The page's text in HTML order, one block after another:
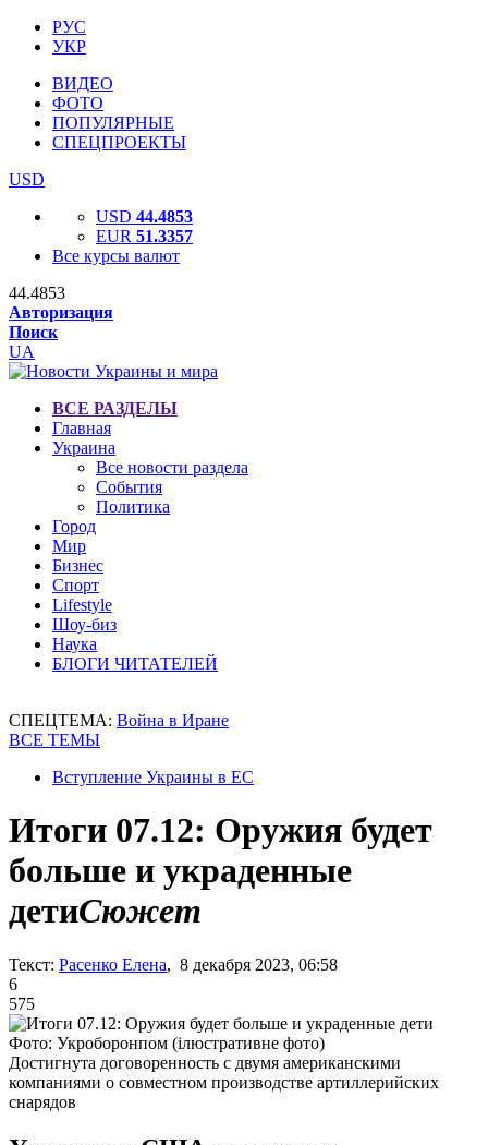
РУС
УКР
ВИДЕО
ФОТО
ПОПУЛЯРНЫЕ
СПЕЦПРОЕКТЫ
USD
USD 44.4853
EUR 51.3357
Все курсы валют
44.4853
Авторизация
Поиск
UA
ВСЕ РАЗДЕЛЫ
Главная
Украина
Все новости раздела
События
Политика
Город
Мир
Бизнес
Спорт
Lifestyle
Шоу-биз
Наука
БЛОГИ ЧИТАТЕЛЕЙ
СПЕЦТЕМА: Война в Иране
ВСЕ ТЕМЫ
Вступление Украины в ЕС
Итоги 07.12: Оружия будет
больше и украденные
детиСюжет
Текст: Расенко Елена, 8 декабря 2023, 06:58
6
575
Фото: Укроборонпом (ілюстративне фото)
Достигнута договоренность с двумя американскими
компаниями о совместном производстве артиллерийских
снарядов